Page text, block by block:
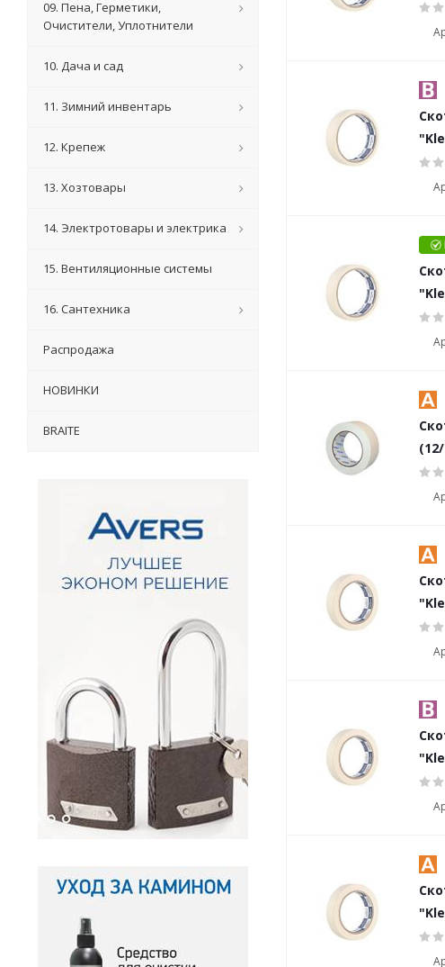
09. Пена, Герметики,
Очистители, Уплотнители
10. Дача и сад
11. Зимний инвентарь
12. Крепеж
13. Хозтовары
14. Электротовары и электрика
15. Вентиляционные системы
16. Сантехника
Распродажа
НОВИНКИ
BRAITE